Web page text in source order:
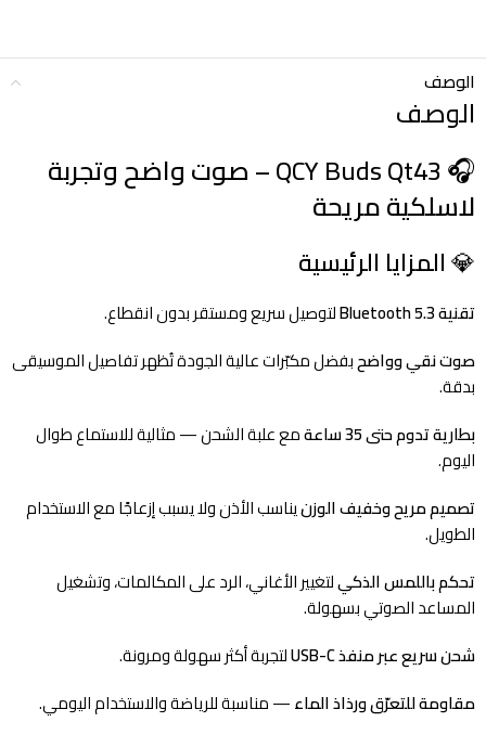
الوصف
الوصف
🎧 QCY Buds Qt43
– صوت واضح وتجربة
لاسلكية مريحة
💎المزايا الرئيسية
تقنية Bluetooth 5.3
لتوصيل سريع ومستقر بدون انقطاع.
صوت نقي وواضحبفضل مكبّرات عالية الجودة تُظهر تفاصيل الموسيقى
بدقة.
بطارية تدوم حتى 35 ساعة
مع علبة الشحن — مثالية للاستماع طوال
اليوم.
تصميم مريح وخفيف الوزنيناسب الأذن ولا يسبب إزعاجًا مع الاستخدام
الطويل.
تحكم باللمس الذكيلتغيير الأغاني، الرد على المكالمات، وتشغيل
المساعد الصوتي بسهولة.
شحن سريع عبر منفذ USB-C
لتجربة أكثر سهولة ومرونة.
مقاومة للتعرّق ورذاذ الماء— مناسبة للرياضة والاستخدام اليومي.